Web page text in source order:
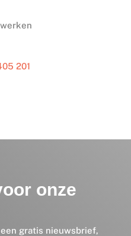
201
onze
gratis nieuwsbrief,